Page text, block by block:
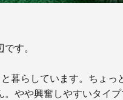
す。
暮らしています。ちょ
やや興奮しやすいタイ